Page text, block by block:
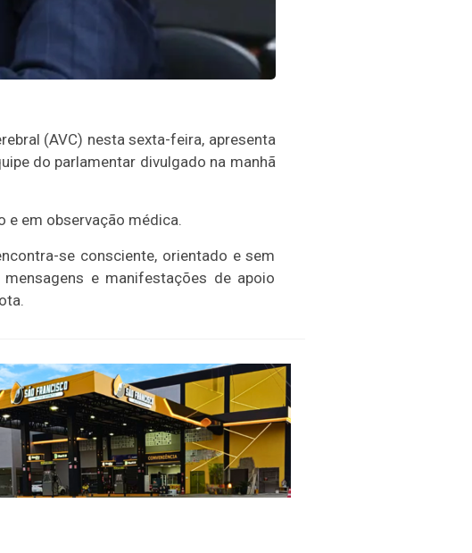
(AVC) nesta sexta-feira, apresenta
do parlamentar divulgado na manhã
e em observação médica.
se consciente, orientado e sem
e manifestações de apoio